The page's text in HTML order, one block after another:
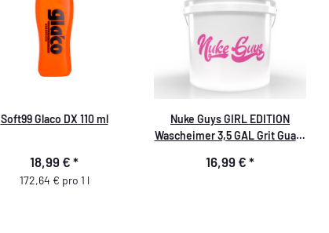
Soft99 Glaco DX 110 ml
18,99 € *
172,64 € pro 1 l
Nuke Guys GIRL EDITION
Wascheimer 3,5 GAL Grit Guard
16,99 € *